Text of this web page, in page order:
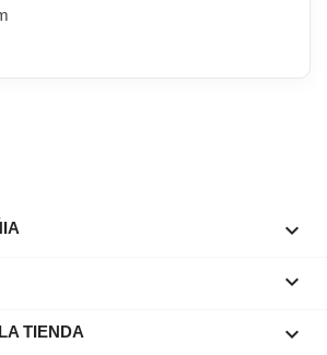


TIENDA keyboard_arrow_down